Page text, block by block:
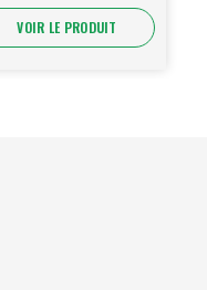
VOIR LE PRODUIT